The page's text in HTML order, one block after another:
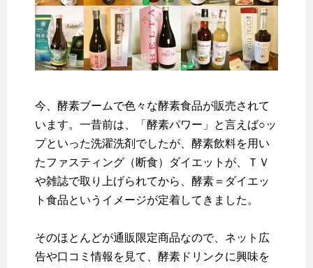
今、酵素ブームで色々な酵素食品が販売されて
います。一昔前は、「酵素パワー」と言えば○ッ
プといった洗濯洗剤でしたが、酵素飲料を用い
たファスティング（断食）ダイエットが、ＴＶ
や雑誌で取り上げられてから、酵素＝ダイエッ
ト食品というイメージが定着してきました。
そのほとんどが通販限定商品なので、ネット広
告や口コミ情報を見て、酵素ドリンクに興味を